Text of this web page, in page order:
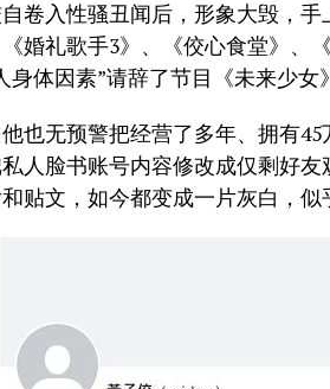
卷入性骚丑闻后，形象大毁，
婚礼歌手3》、《佼心食堂》、
身体因素”请辞了节目《未来少女
也无预警把经营了多年、拥有
人脸书账号内容修改成仅剩好
贴文，如今都变成一片灰白，似